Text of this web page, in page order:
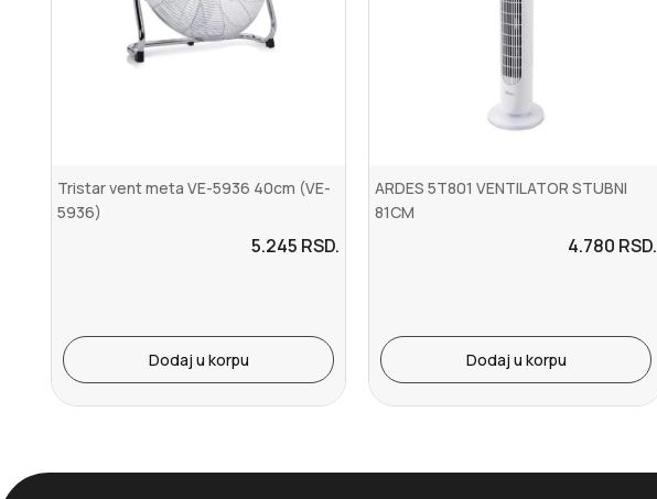
Tristar vent meta VE-5936 40cm (VE-
5936)
5.245 RSD.
Dodaj u korpu
ARDES 5T801 VENTILATOR STUBNI
81CM
4.780 RSD.
Dodaj u korpu